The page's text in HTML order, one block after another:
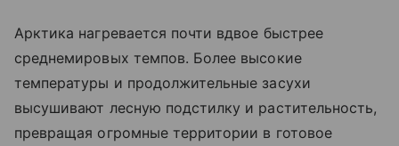
Арктика нагревается почти вдвое быстрее
среднемировых темпов. Более высокие
температуры и продолжительные засухи
высушивают лесную подстилку и растительность,
превращая огромные территории в готовое